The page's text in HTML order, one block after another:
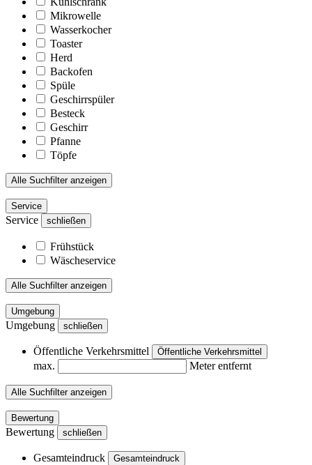
Mikrowelle
Wasserkocher
Toaster
Herd
Backofen
Spüle
Geschirrspüler
Besteck
Geschirr
Pfanne
Töpfe
Alle Suchfilter anzeigen
Service
Service schließen
Frühstück
Wäscheservice
Alle Suchfilter anzeigen
Umgebung
Umgebung schließen
Öffentliche Verkehrsmittel Öffentliche Verkehrsmittel
max. Meter entfernt
Alle Suchfilter anzeigen
Bewertung
Bewertung schließen
Gesamteindruck Gesamteindruck